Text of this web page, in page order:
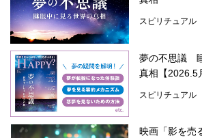
スピリチュアル
夢の不思議
真相【2026.5
スピリチュアル
映画「影を売
今月の占い
編集部のオススメ